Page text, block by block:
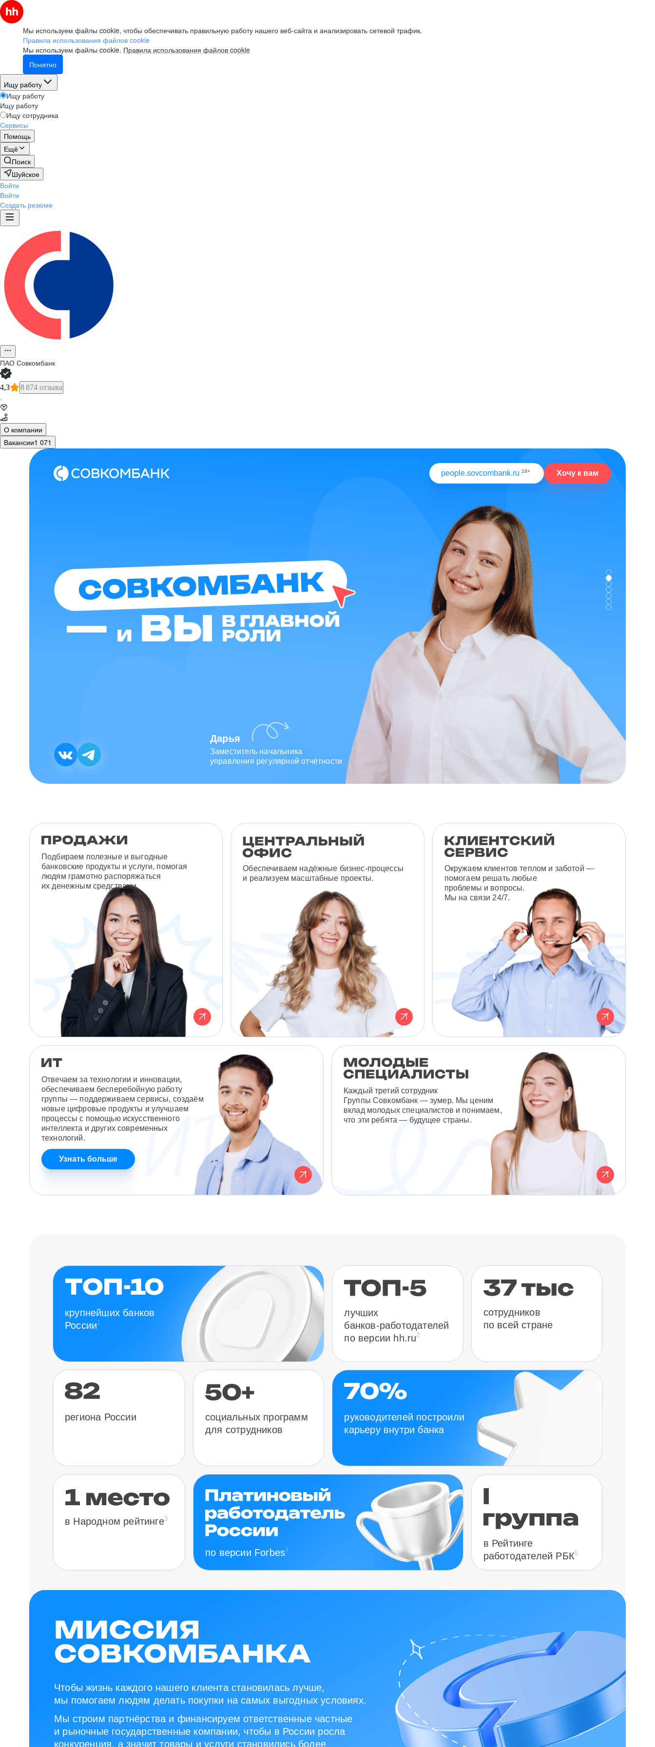
Мы используем файлы cookie, чтобы обеспечивать правильную работу нашего веб-сайта и анализировать сетевой трафик.
Правила использования файлов cookie
Мы используем файлы cookie. Правила использования файлов cookie
Понятно
Ищу работу
Ищу работу
Ищу работу
Ищу сотрудника
Сервисы
Помощь
Ещё
Поиск
Шуйское
Войти
Войти
Создать резюме
ПАО Совкомбанк
4,3 8 874 отзыва
·
О компании
Вакансии1 071
people.sovcombank.ru 18+ Хочу к вам
Зарина
Ведущий специалист
отдела исходящих коммуникаций
Подбираем полезные и выгодные
банковские продукты и услуги, помогая
людям грамотно распоряжаться
их денежным средствами.
Обеспечиваем надёжные бизнес-процессы
и реализуем масштабные проекты.
Окружаем клиентов теплом и заботой —
помогаем решать любые
проблемы и вопросы.
Мы на связи 24/7.
Отвечаем за технологии и инновации,
обеспечиваем бесперебойную работу
группы — поддерживаем сервисы, создаём
новые цифровые продукты и улучшаем
процессы с помощью искусственного
интеллекта и других современных
технологий.
Узнать больше
Каждый третий сотрудник
Группы Совкомбанк — зумер. Мы ценим
вклад молодых специалистов и понимаем,
что эти ребята — будущее страны.
крупнейших банков
России1
лучших
банков-работодателей
по версии hh.ru2
сотрудников
по всей стране
региона России
социальных программ
для сотрудников
руководителей построили
карьеру внутри банка
в Народном рейтинге3
по версии Forbes4
в Рейтинге
работодателей РБК5
Чтобы жизнь каждого нашего клиента становилась лучше,
мы помогаем людям делать покупки на самых выгодных условиях.
Мы строим партнёрства и финансируем ответственные частные
и рыночные государственные компании, чтобы в России росла
конкуренция, а значит товары и услуги становились более